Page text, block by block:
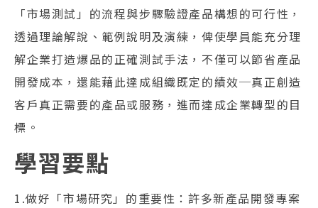
「市場測試」的流程與步驟驗證產品構想的可行性，
透過理論解說、範例說明及演練，俾使學員能充分理
解企業打造爆品的正確測試手法，不僅可以節省產品
開發成本，還能藉此達成組織既定的績效─真正創造
客戶真正需要的產品或服務，進而達成企業轉型的目
標。
學習要點
1.做好「市場研究」的重要性：許多新產品開發專案